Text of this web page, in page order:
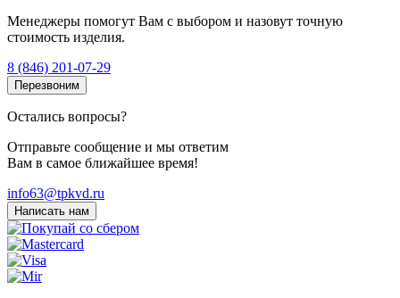
Менеджеры помогут Вам с выбором и назовут точную
стоимость изделия.
8 (846) 201-07-29
Перезвоним
Остались вопросы?
Отправьте сообщение и мы ответим
Вам в самое ближайшее время!
info63@tpkvd.ru
Написать нам